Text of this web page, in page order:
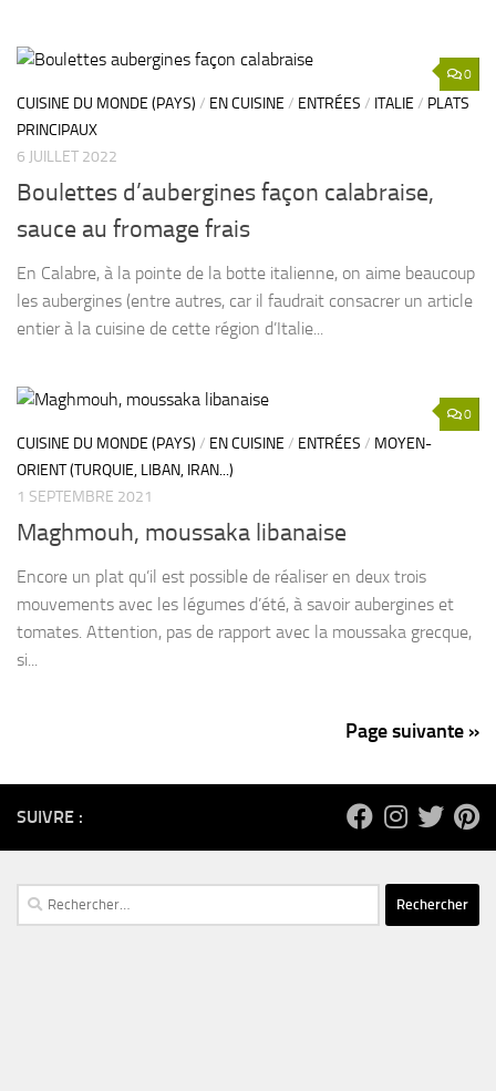
0
CUISINE DU MONDE (PAYS) / EN CUISINE / ENTRÉES / ITALIE / PLATS
PRINCIPAUX
6 JUILLET 2022
Boulettes d’aubergines façon calabraise,
sauce au fromage frais
En Calabre, à la pointe de la botte italienne, on aime beaucoup
les aubergines (entre autres, car il faudrait consacrer un article
entier à la cuisine de cette région d’Italie...
0
CUISINE DU MONDE (PAYS) / EN CUISINE / ENTRÉES / MOYEN-
ORIENT (TURQUIE, LIBAN, IRAN...)
1 SEPTEMBRE 2021
Maghmouh, moussaka libanaise
Encore un plat qu’il est possible de réaliser en deux trois
mouvements avec les légumes d’été, à savoir aubergines et
tomates. Attention, pas de rapport avec la moussaka grecque,
si...
Page suivante »
SUIVRE :
Rechercher :